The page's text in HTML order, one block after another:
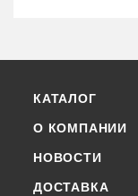
КАТАЛОГ
О КОМПАНИИ
НОВОСТИ
ДОСТАВКА